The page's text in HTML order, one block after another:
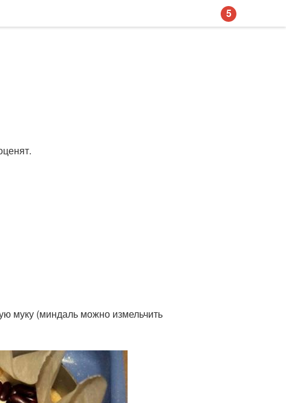
муку (миндаль можно измельчить
5